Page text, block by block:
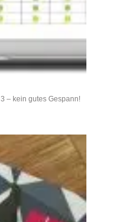
– kein gutes Gespann!